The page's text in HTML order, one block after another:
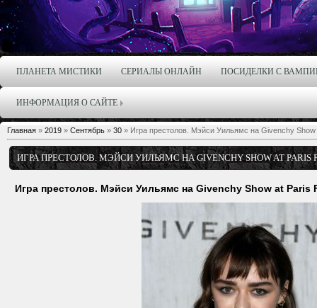
ПЛАНЕТА МИСТИКИ СЕРИАЛЫ ОНЛАЙН ПОСИДЕЛКИ С
ИНФОРМАЦИЯ О САЙТЕ
Главная » 2019 » Сентябрь » 30 » Игра престолов. Мэйси Уильямс на Givenchy
ИГРА ПРЕСТОЛОВ. МЭЙСИ УИЛЬЯМС НА GIVENCHY SHOW AT PARIS
Игра престолов. Мэйси Уильямс на Givenchy Show at Paris